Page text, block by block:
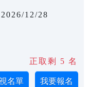
12/28
正取剩 5 名